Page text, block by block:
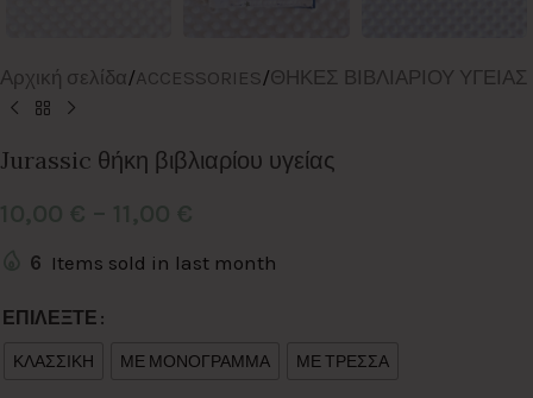
Αρχική σελίδα/ACCESSORIES/ΘΗΚΕΣ ΒΙΒΛΙΑΡΙΟΥ ΥΓΕΙΑΣ
Jurassic θήκη βιβλιαρίου υγείας
6 Items sold in last month
ΕΠΙΛΕΞΤΕ
ΚΛΑΣΣΙΚΗ ΜΕ ΜΟΝΟΓΡΑΜΜΑ ΜΕ ΤΡΕΣΣΑ
Alternative: